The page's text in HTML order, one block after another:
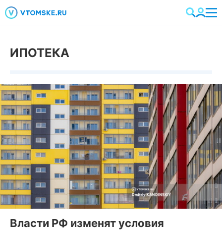
ИПОТЕКА
Власти РФ изменят условия